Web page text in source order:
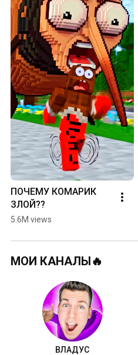
ПОЧЕМУ КОМАРИК
ЗЛОЙ??
5.6M views
МОИ КАНАЛЫ🔥
ВЛАДУС